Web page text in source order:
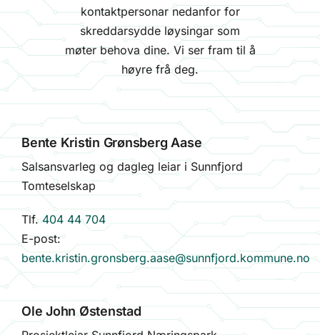
kontaktpersonar nedanfor for
skreddarsydde løysingar som
møter behova dine. Vi ser fram til å
høyre frå deg.
Bente Kristin Grønsberg Aase
Salsansvarleg og dagleg leiar i Sunnfjord
Tomteselskap
Tlf.404 44 704
E-post:
bente.kristin.gronsberg.aase@sunnfjord.kommune.no
Ole John Østenstad